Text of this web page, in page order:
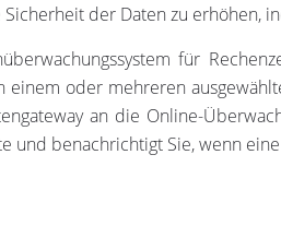
der Daten zu erhöhen,
für
einem oder mehreren
an die Online-
und benachrichtigt Sie, wenn